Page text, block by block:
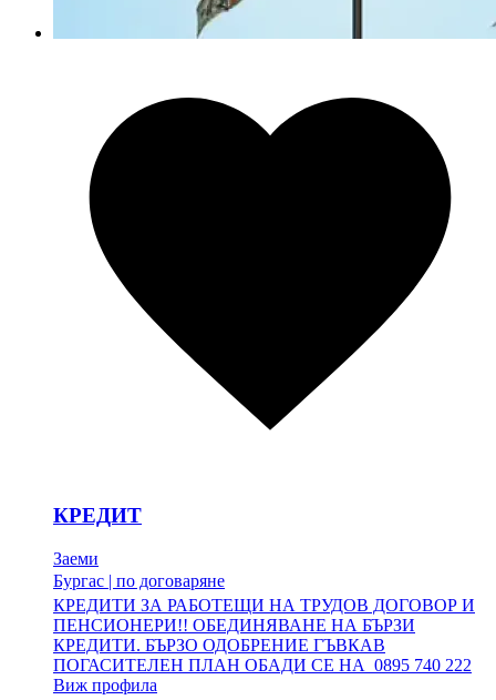
КРЕДИТ
Заеми
Бургас | по договаряне
КРЕДИТИ ЗА РАБОТЕЩИ НА ТРУДОВ ДОГОВОР И
ПЕНСИОНЕРИ!! ОБЕДИНЯВАНЕ НА БЪРЗИ
КРЕДИТИ. БЪРЗО ОДОБРЕНИЕ ГЪВКАВ
ПОГАСИТЕЛЕН ПЛАН ОБАДИ СЕ НА 0895 740 222
Виж профила